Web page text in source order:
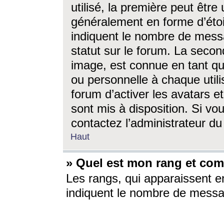
utilisé, la première peut être
généralement en forme
indiquent le nombre de
statut sur le forum. La
image, est connue en tant
ou personnelle à chaque
forum d’activer les avatars
sont mis à disposition. Si
contactez l’administrateur
Haut
» Quel est mon rang et
Les rangs, qui apparaissent
indiquent le nombre de